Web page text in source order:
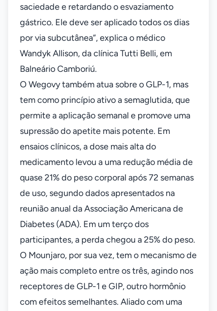
saciedade e retardando o esvaziamento
gástrico. Ele deve ser aplicado todos os dias
por via subcutânea”, explica o médico
Wandyk Allison, da clínica Tutti Belli, em
Balneário Camboriú.
O Wegovy também atua sobre o GLP-1, mas
tem como princípio ativo a semaglutida, que
permite a aplicação semanal e promove uma
supressão do apetite mais potente. Em
ensaios clínicos, a dose mais alta do
medicamento levou a uma redução média de
quase 21% do peso corporal após 72 semanas
de uso, segundo dados apresentados na
reunião anual da Associação Americana de
Diabetes (ADA). Em um terço dos
participantes, a perda chegou a 25% do peso.
O Mounjaro, por sua vez, tem o mecanismo de
ação mais completo entre os três, agindo nos
receptores de GLP-1 e GIP, outro hormônio
com efeitos semelhantes. Aliado com uma